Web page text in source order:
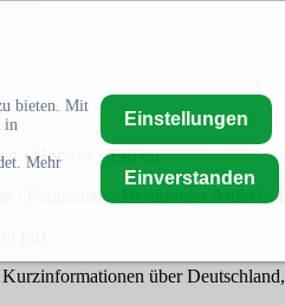
bieten. Mit
in
Mehr
Einstellungen
Einverstanden
· Zahlen
· Bestimmter Artikel ·
[ai]
über